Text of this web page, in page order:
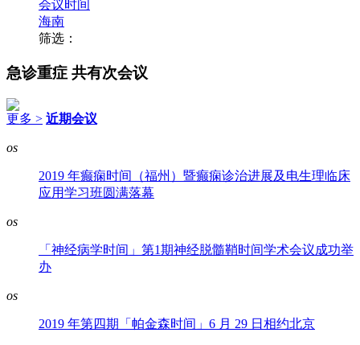
会议时间
海南
筛选：
急诊重症 共有次会议
更多 > 近期会议
os
2019 年癫痫时间（福州）暨癫痫诊治进展及电生理临床
应用学习班圆满落幕
os
「神经病学时间」第1期神经脱髓鞘时间学术会议成功举
办
os
2019 年第四期「帕金森时间」6 月 29 日相约北京